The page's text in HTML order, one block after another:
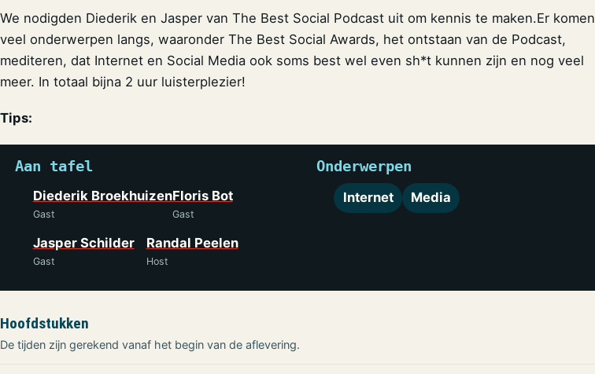
We nodigden Diederik en Jasper van The Best Social Podcast uit om kennis te maken.Er komen
veel onderwerpen langs, waaronder The Best Social Awards, het ontstaan van de Podcast,
mediteren, dat Internet en Social Media ook soms best wel even sh*t kunnen zijn en nog veel
meer. In totaal bijna 2 uur luisterplezier!
Tips:
Aan tafel
Diederik Broekhuizen
Gast
Floris Bot
Gast
Jasper Schilder
Gast
Randal Peelen
Host
Onderwerpen
Internet Media
Hoofdstukken
De tijden zijn gerekend vanaf het begin van de aflevering.